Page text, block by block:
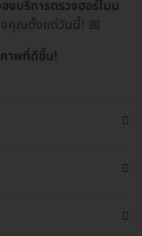
งบริการตรวจฮอร์โมน
งคุณตั้งแต่วันนี้! 📅
าพที่ดีขึ้น!